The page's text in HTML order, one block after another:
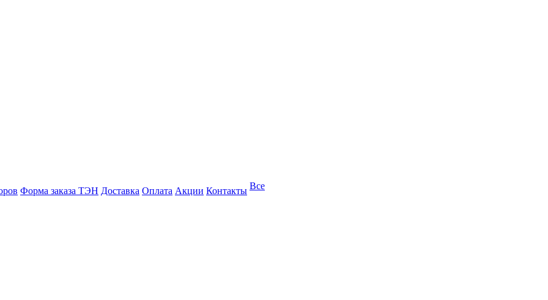
Форма заказа ТЭН Доставка Оплата Акции Контакты Все